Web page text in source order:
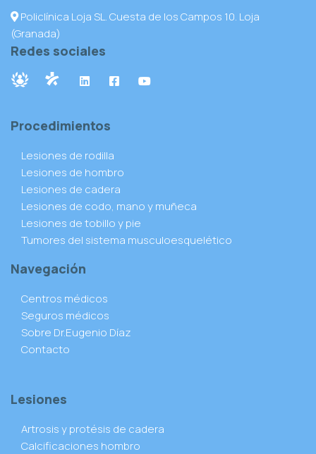
Policlínica Loja SL. Cuesta de los Campos 10. Loja
(Granada)
Redes sociales
Procedimientos
Lesiones de rodilla
Lesiones de hombro
Lesiones de cadera
Lesiones de codo, mano y muñeca
Lesiones de tobillo y pie
Tumores del sistema musculoesquelético
Navegación
Centros médicos
Seguros médicos
Sobre Dr.Eugenio Díaz
Contacto
Lesiones
Artrosis y protésis de cadera
Calcificaciones hombro